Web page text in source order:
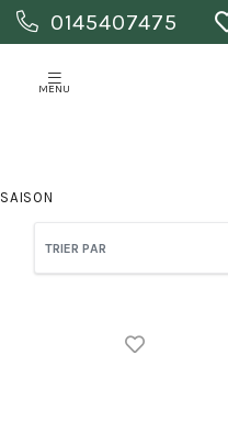
0145407475
MENU
SAISON